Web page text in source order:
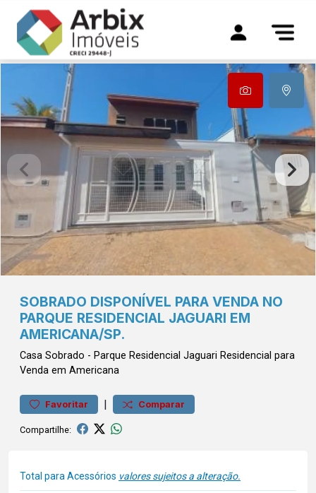
SOBRADO DISPONÍVEL PARA VENDA NO
PARQUE RESIDENCIAL JAGUARI EM
AMERICANA/SP.
Casa Sobrado - Parque Residencial Jaguari Residencial para
Venda em Americana
Favoritar | Comparar
Compartilhe:
Total para Acessórios valores sujeitos a alteração.